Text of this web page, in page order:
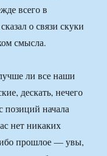
всего в
о связи скуки
смысла.
ли все наши
дескать, нечего
позиций начала
нет никаких
ибо прошлое — увы,